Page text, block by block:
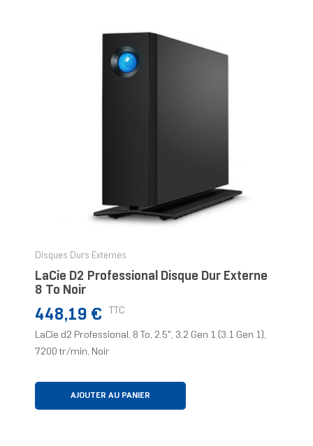
Disques Durs Externes
LaCie D2 Professional Disque Dur Externe
8 To Noir
Prix
448,19 € TTC
LaCie d2 Professional, 8 To, 2.5", 3.2 Gen 1 (3.1 Gen 1),
7200 tr/min, Noir
AJOUTER AU PANIER